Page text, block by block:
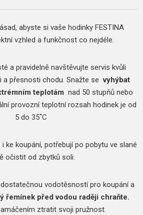
abyste si vaše hodinky FESTINA
vzhled a funkčnost co nejdéle.
a pravidelně navštěvujte servis kvůli
přesnosti chodu. Snažte sevyhýbat
teplotám nad 50 stupňů nebo
provozní teplotní rozsah hodinek je od
5 do 35˚C
ke koupání, potřebují po pobytu ve slané
očistit od zbytků soli.
vodotěsností pro koupání a
řemínek před vodou raději chraňte.
ztratit svoji pružnost.